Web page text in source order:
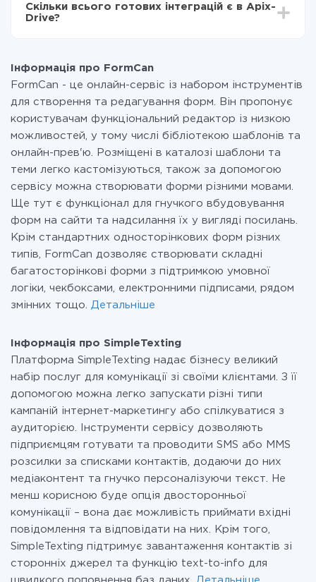
Ви оплачуєте лише кількість даних, які за фактом
передаються з однієї вашої системи в іншу через
при необхідності. Детальніше про
Скільки всього готових інтеграцій є в Apix-
Drive?
Інформація про FormCan
FormCan - це онлайн-сервіс із набором інструментів
для створення та редагування форм. Він пропонує
користувачам функціональний редактор із низкою
можливостей, у тому числі бібліотекою шаблонів та
онлайн-прев'ю. Розміщені в каталозі шаблони та
теми легко кастомізуються, також за допомогою
сервісу можна створювати форми різними мовами.
Ще тут є функціонал для гнучкого вбудовування
форм на сайти та надсилання їх у вигляді посилань.
Крім стандартних односторінкових форм різних
типів, FormCan дозволяє створювати складні
багатосторінкові форми з підтримкою умовної
логіки, чекбоксами, електронними підписами, рядом
змінних тощо. Детальніше
Інформація про SimpleTexting
Платформа SimpleTexting надає бізнесу великий
набір послуг для комунікації зі своїми клієнтами. З її
допомогою можна легко запускати різні типи
кампаній інтернет-маркетингу або спілкуватися з
аудиторією. Інструменти сервісу дозволяють
підприємцям готувати та проводити SMS або MMS
розсилки за списками контактів, додаючи до них
медіаконтент та гнучко персоналізуючи текст. Не
менш корисною буде опція двосторонньої
комунікації – вона дає можливість приймати вхідні
повідомлення та відповідати на них. Крім того,
SimpleTexting підтримує завантаження контактів зі
сторонніх джерел та функцію text-to-info для